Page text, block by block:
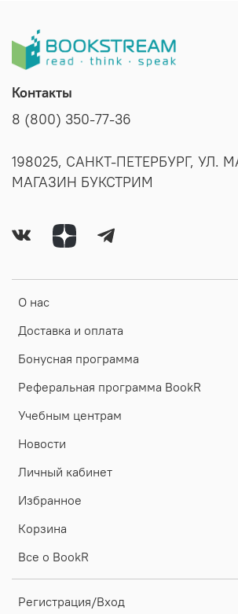
О нас
Доставка и оплата
Бонусная программа
Реферальная программа BookR
Учебным центрам
Новости
Личный кабинет
Избранное
Корзина
Все о BookR
Регистрация/Вход
Контакты
8 (800) 350-77-36
198025, САНКТ-ПЕТЕРБУРГ, УЛ.
МАГАЗИН БУКСТРИМ